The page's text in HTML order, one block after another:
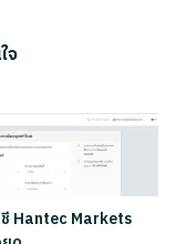
จ
Hantec Markets